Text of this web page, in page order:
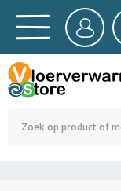
BTW
0,00